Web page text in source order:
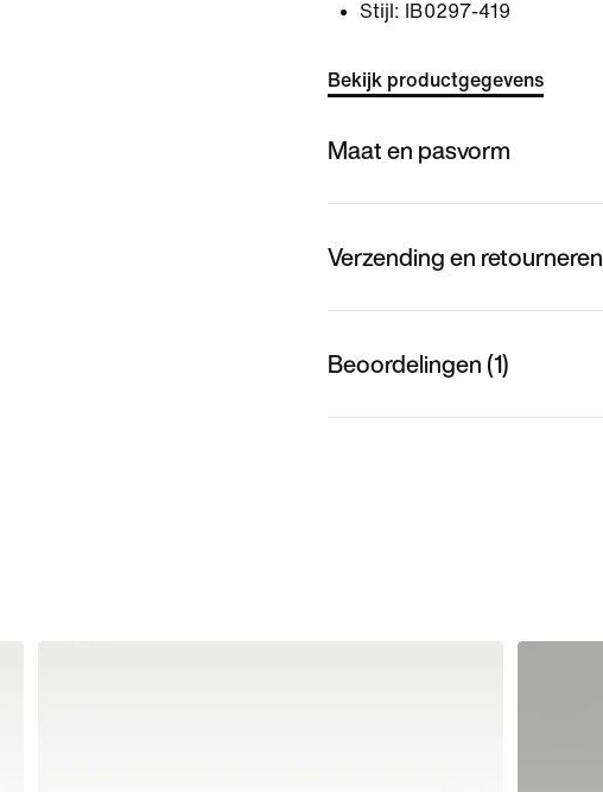
Stijl:
IB0297-419
Bekijk productgegevens
Maat en pasvorm
Verzending en retourneren
Beoordelingen (1)